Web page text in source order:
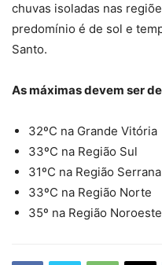
chuvas isoladas nas
predomínio é de sol e
Santo.
As máximas devem ser
32ºC na Grande Vitória
33ºC na Região Sul
31ºC na Região Serrana
33ºC na Região Norte
35º na Região Noroeste